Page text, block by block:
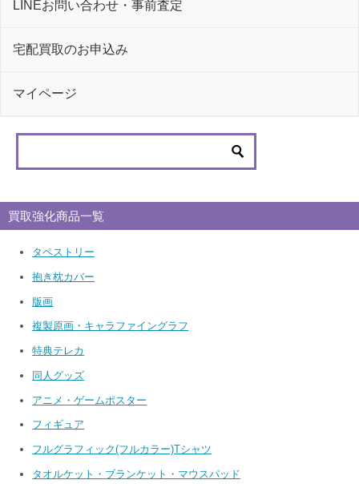
LINEお問い合わせ・事前査定
宅配買取のお申込み
マイページ
買取強化商品一覧
タペストリー
抱き枕カバー
版画
複製原画・キャラファイングラフ
特典テレカ
同人グッズ
アニメ・ゲームポスター
フィギュア
フルグラフィック(フルカラー)Tシャツ
タオルケット・ブランケット・マウスパッド